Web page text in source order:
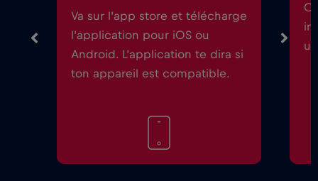
Va sur l’app store et télécharge
l’application pour iOS ou
Android. L’application te dira si
ton appareil est compatible.